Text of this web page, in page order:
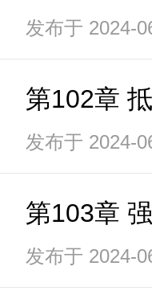
发布于 2024-
第102章
发布于 2024-
第103章
发布于 2024-